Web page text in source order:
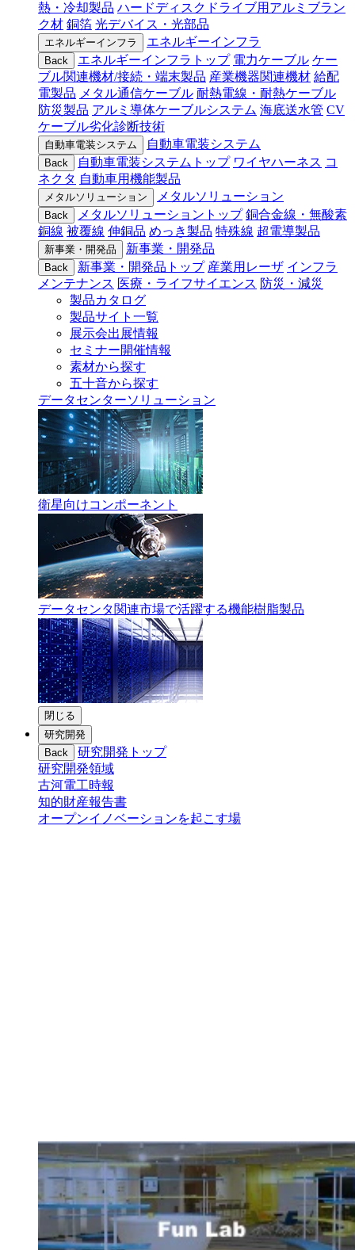
熱・冷却製品 ハードディスクドライブ用アルミブラン
ク材 銅箔 光デバイス・光部品
エネルギーインフラ エネルギーインフラ
Back エネルギーインフラトップ 電力ケーブル ケー
ブル関連機材/接続・端末製品 産業機器関連機材 給配
電製品 メタル通信ケーブル 耐熱電線・耐熱ケーブル
防災製品 アルミ導体ケーブルシステム 海底送水管 CV
ケーブル劣化診断技術
自動車電装システム 自動車電装システム
Back 自動車電装システムトップ ワイヤハーネス コ
ネクタ 自動車用機能製品
メタルソリューション メタルソリューション
Back メタルソリューショントップ 銅合金線・無酸素
銅線 被覆線 伸銅品 めっき製品 特殊線 超電導製品
新事業・開発品 新事業・開発品
Back 新事業・開発品トップ 産業用レーザ インフラ
メンテナンス 医療・ライフサイエンス 防災・減災
製品カタログ
製品サイト一覧
展示会出展情報
セミナー開催情報
素材から探す
五十音から探す
データセンターソリューション
衛星向けコンポーネント
データセンタ関連市場で活躍する機能樹脂製品
閉じる
研究開発
Back
研究開発トップ
研究開発領域
古河電工時報
知的財産報告書
オープンイノベーションを起こす場